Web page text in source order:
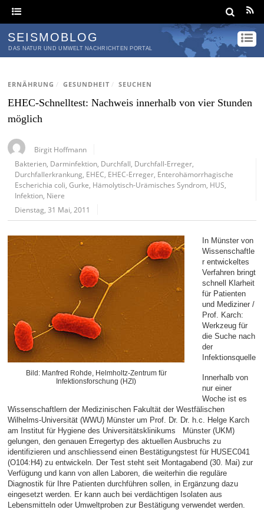
SEISMOBLOG
DAS NATUR UND UMWELT NACHRICHTEN PORTAL
ERNÄHRUNG / GESUNDHEIT / SEUCHEN
EHEC-Schnelltest: Nachweis innerhalb von vier Stunden
möglich
Birgit Hoffmann
Bakterien Darminfektion Durchfall Durchfall-Erreger
Durchfallerkrankung EHEC EHEC-Erreger Enterohämorrhagische
Escherichia coli ,Gurke Hämolytisch-Urämisches Syndrom HUS
Infektion Niere
Dienstag, 31 Mai, 2011
Bild: Manfred Rohde, Helmholtz-Zentrum für
Infektionsforschung (HZI)
In Münster von
Wissenschaftle
r entwickeltes
Verfahren bringt
schnell Klarheit
für Patienten
und Mediziner /
Prof. Karch:
Werkzeug für
die Suche nach
der
Infektionsquelle
Innerhalb von
nur einer
Woche ist es
Wissenschaftlern der Medizinischen Fakultät der Westfälischen
Wilhelms-Universität (WWU) Münster um Prof. Dr. Dr. h.c. Helge Karch
am Institut für Hygiene des Universitätsklinikums Münster (UKM)
gelungen, den genauen Erregertyp des aktuellen Ausbruchs zu
identifizieren und anschliessend einen Bestätigungstest für HUSEC041
(O104:H4) zu entwickeln. Der Test steht seit Montagabend (30. Mai) zur
Verfügung und kann von allen Laboren, die weiterhin die reguläre
Diagnostik für Ihre Patienten durchführen sollen, in Ergänzung dazu
eingesetzt werden. Er kann auch bei verdächtigen Isolaten aus
Lebensmitteln oder Umweltproben zur Bestätigung verwendet werden.